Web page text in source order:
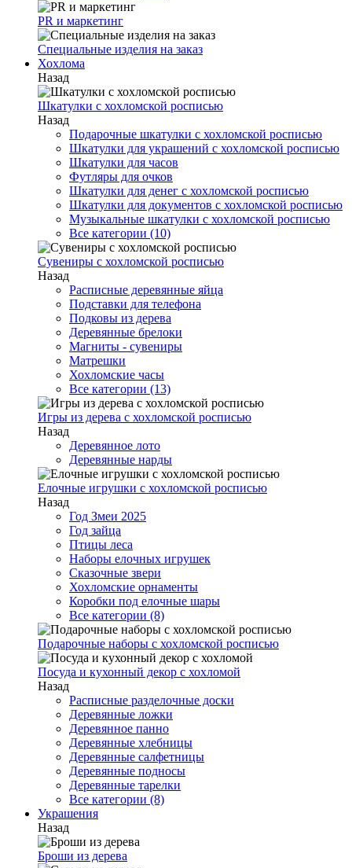
PR и маркетинг
Специальные изделия на заказ
Хохлома
Назад
Шкатулки с хохломской росписью
Назад
Подарочные шкатулки с хохломской росписью
Шкатулки для украшений с хохломской росписью
Шкатулки для часов
Футляры для очков
Шкатулки для денег с хохломской росписью
Шкатулки для документов с хохломской росписью
Музыкальные шкатулки с хохломской росписью
Все категории (10)
Сувениры с хохломской росписью
Назад
Расписные деревянные яйца
Подставки для телефона
Подковы из дерева
Деревянные брелоки
Магниты - сувениры
Матрешки
Хохломские часы
Все категории (13)
Игры из дерева с хохломской росписью
Назад
Деревянное лото
Деревянные нарды
Елочные игрушки с хохломской росписью
Назад
Год Змеи 2025
Год зайца
Птицы леса
Наборы елочных игрушек
Сказочные звери
Хохломские орнаменты
Коробки под елочные шары
Все категории (8)
Подарочные наборы с хохломской росписью
Посуда и кухонный декор с хохломой
Назад
Расписные разделочные доски
Деревянные ложки
Деревянное панно
Деревянные хлебницы
Деревянные салфетницы
Деревянные подносы
Деревянные тарелки
Все категории (8)
Украшения
Назад
Броши из дерева